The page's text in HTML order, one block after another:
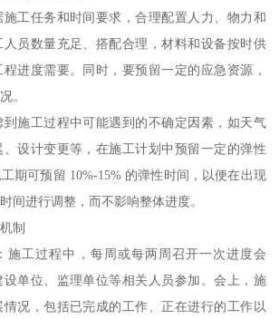
工任务和时间要求，合理配置人力、物力和
员数量充足、搭配合理，材料和设备按时供
进度需要。同时，要预留一定的应急资源，
。
施工过程中可能遇到的不确定因素，如天气
设计变更等，在施工计划中预留一定的弹性
期可预留 10%-15% 的弹性时间，以便在出现
间进行调整，而不影响整体进度。
制
施工过程中，每周或每两周召开一次进度会
单位、监理单位等相关人员参加。会上，施
况，包括已完成的工作、正在进行的工作以